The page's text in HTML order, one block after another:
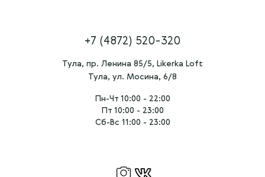
+7 (4872) 520-320
Тула, пр. Ленина 85/5, Likerka Loft
Тула, ул. Мосина, 6/8
Пн-Чт 10:00 - 22:00
Пт 10:00 - 23:00
Сб-Вс 11:00 - 23:00